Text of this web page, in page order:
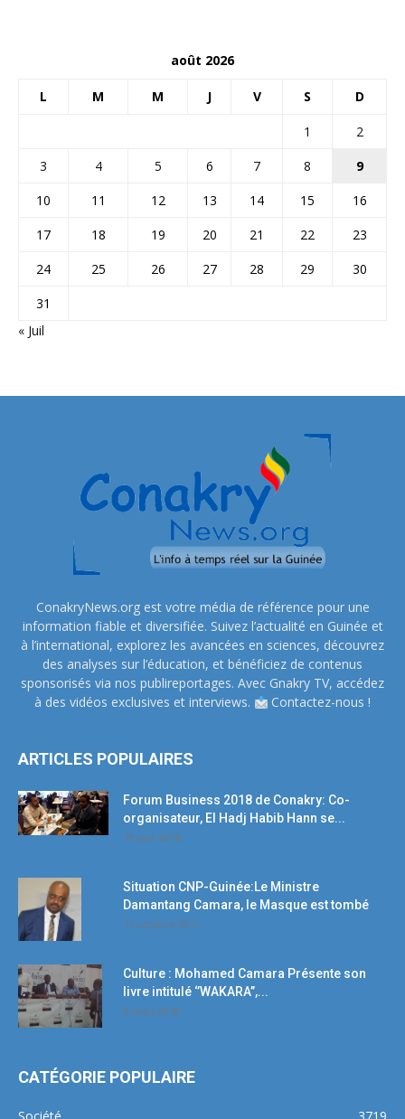
août 2026
L M M J V S D
1
2
3
4 5 6 7 8
9
10
11 12 13 14 15
16
17
18 19 20 21 22
23
24
25 26 27 28 29
30
31
« Juil
ConakryNews.org est votre média de référence pour une
information fiable et diversifiée. Suivez l’actualité en Guinée et
à l’international, explorez les avancées en sciences, découvrez
des analyses sur l’éducation, et bénéficiez de contenus
sponsorisés via nos publireportages. Avec Gnakry TV, accédez
à des vidéos exclusives et interviews.
Contactez-nous !
ARTICLES POPULAIRES
Forum Business 2018 de Conakry: Co-
organisateur, El Hadj Habib Hann se...
19 avril 2018
Situation CNP-Guinée:Le Ministre
Damantang Camara, le Masque est tombé
11 octobre 2017
Culture : Mohamed Camara Présente son
livre intitulé ‘’WAKARA’’,...
5 mars 2018
CATÉGORIE POPULAIRE